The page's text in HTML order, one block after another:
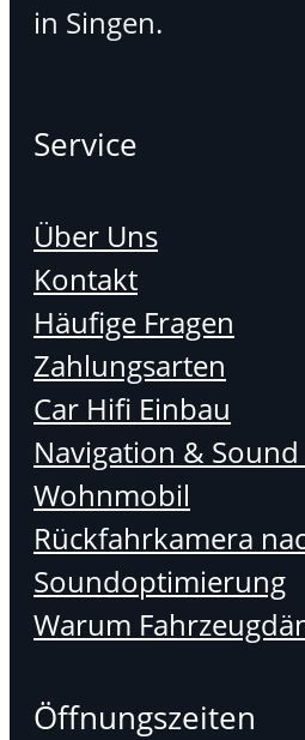
in Singen.
Service
Über Uns
Kontakt
Häufige Fragen
Zahlungsarten
Car Hifi Einbau
Navigation &
Wohnmobil
Rückfahrkamera
Soundoptimierung
Warum
Öffnungszeiten